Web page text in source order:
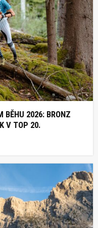
BĚHU 2026: BRONZ
V TOP 20.